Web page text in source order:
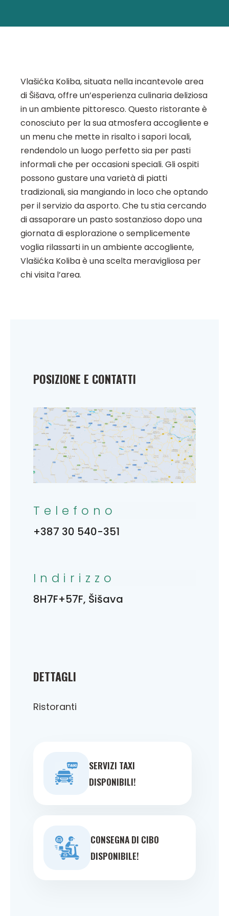
Vlašićka Koliba, situata nella incantevole area
di Šišava, offre un’esperienza culinaria deliziosa
in un ambiente pittoresco. Questo ristorante è
conosciuto per la sua atmosfera accogliente e
un menu che mette in risalto i sapori locali,
rendendolo un luogo perfetto sia per pasti
informali che per occasioni speciali. Gli ospiti
possono gustare una varietà di piatti
tradizionali, sia mangiando in loco che optando
per il servizio da asporto. Che tu stia cercando
di assaporare un pasto sostanzioso dopo una
giornata di esplorazione o semplicemente
voglia rilassarti in un ambiente accogliente,
Vlašićka Koliba è una scelta meravigliosa per
chi visita l’area.
DETTAGLI
Ristoranti
SERVIZI TAXI
DISPONIBILI!
CONSEGNA DI CIBO
DISPONIBILE!
POSIZIONE E CONTATTI
Telefono
+387 30 540-351
Indirizzo
8H7F+57F, Šišava